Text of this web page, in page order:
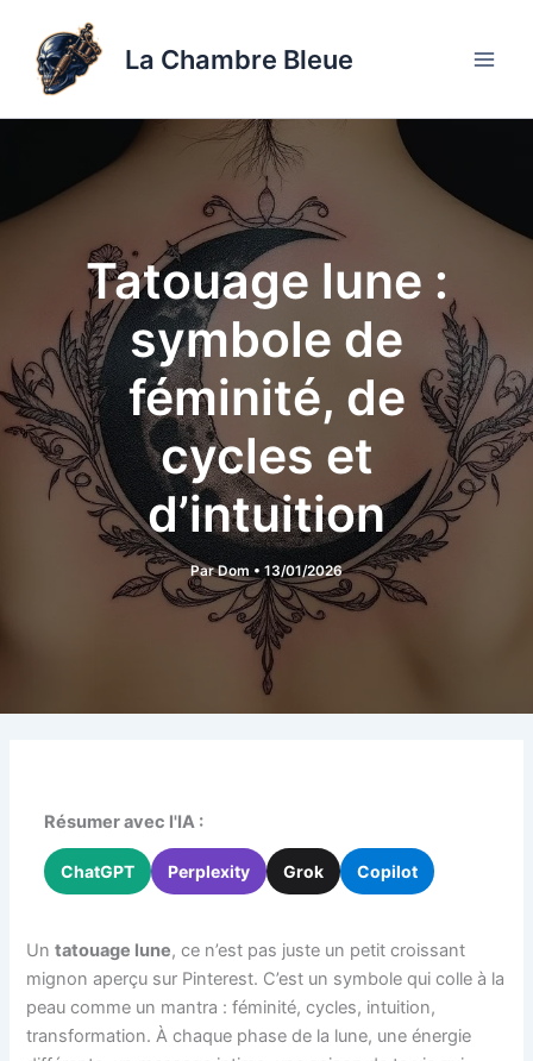
contenu
La Chambre Bleue
Tatouage lune :
symbole de
féminité, de
cycles et
d’intuition
ParDom• 13/01/2026
Résumer avec l'IA :
ChatGPT Perplexity Grok Copilot
Untatouage lune, ce n’est pas juste un petit croissant
mignon aperçu sur Pinterest. C’est un symbole qui colle à la
peau comme un mantra : féminité, cycles, intuition,
transformation. À chaque phase de la lune, une énergie